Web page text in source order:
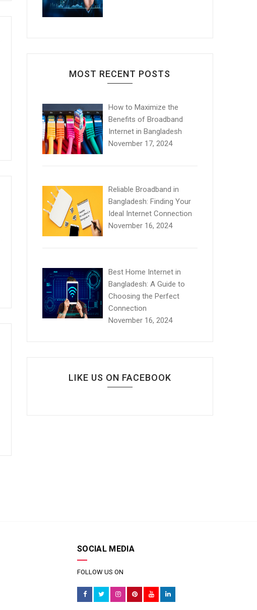
MOST RECENT POSTS
How to Maximize the
Benefits of Broadband
Internet in Bangladesh
November 17, 2024
Reliable Broadband in
Bangladesh: Finding Your
Ideal Internet Connection
November 16, 2024
Best Home Internet in
Bangladesh: A Guide to
Choosing the Perfect
Connection
November 16, 2024
LIKE US ON FACEBOOK
SOCIAL MEDIA
FOLLOW US ON